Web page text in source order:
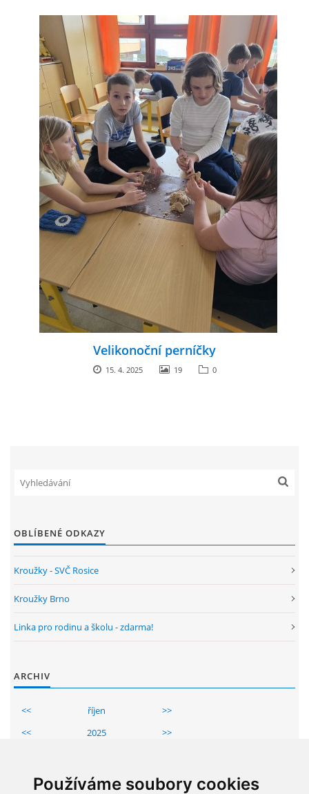
Používáme soubory cookies
Velikonoční perníčky
15. 4. 2025 19 0
OBLÍBENÉ ODKAZY
Kroužky - SVČ Rosice
Kroužky Brno
Linka pro rodinu a školu - zdarma!
ARCHIV
<< říjen
>>
<<
2025
>>